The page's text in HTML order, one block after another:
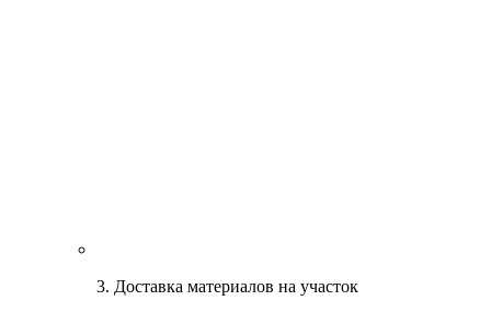
3. Доставка материалов на участок